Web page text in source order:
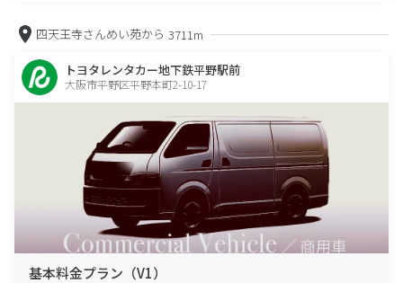
四天王寺さんめい苑から 3711m
トヨタレンタカー地下鉄平野駅前
大阪市平野区平野本町2-10-17
基本料金プラン（V1）